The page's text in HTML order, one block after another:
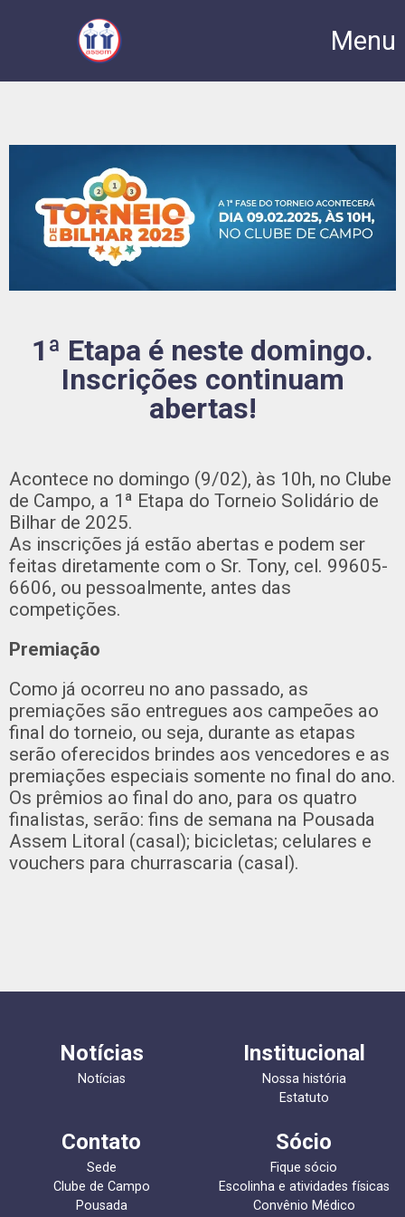
Menu
1ª Etapa é neste domingo.
Inscrições continuam
abertas!
Acontece no domingo (9/02), às 10h, no Clube
de Campo, a 1ª Etapa do Torneio Solidário de
Bilhar de 2025.
As inscrições já estão abertas e podem ser
feitas diretamente com o Sr. Tony, cel. 99605-
6606, ou pessoalmente, antes das
competições.
Premiação
Como já ocorreu no ano passado, as
premiações são entregues aos campeões ao
final do torneio, ou seja, durante as etapas
serão oferecidos brindes aos vencedores e as
premiações especiais somente no final do ano.
Os prêmios ao final do ano, para os quatro
finalistas, serão: fins de semana na Pousada
Assem Litoral (casal); bicicletas; celulares e
vouchers para churrascaria (casal).
Notícias
Notícias
Institucional
Nossa história
Estatuto
Contato
Sede
Clube de Campo
Pousada
Sócio
Fique sócio
Escolinha e atividades físicas
Convênio Médico